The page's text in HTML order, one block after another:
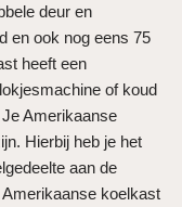
deur en
en ook nog eens 75
heeft een
of koud
Amerikaanse
Hierbij heb je het
aan de
koelkast